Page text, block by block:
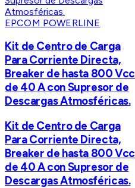
EPCOM POWERLINE
Kit de Centro de Carga
Para Corriente Directa,
Breaker de hasta 800 Vcc
de 40 A con Supresor de
Descargas Atmosféricas.
Kit de Centro de Carga
Para Corriente Directa,
Breaker de hasta 800 Vcc
de 40 A con Supresor de
Descargas Atmosféricas.